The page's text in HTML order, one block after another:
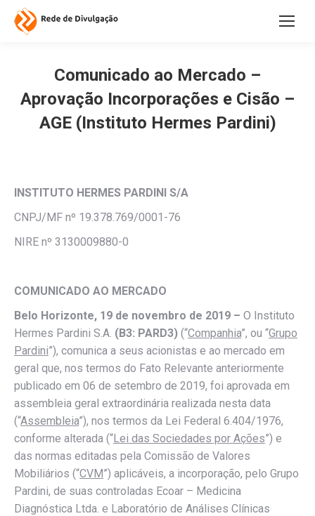
Comunicado ao Mercado –
Aprovação Incorporações e Cisão –
AGE (Instituto Hermes Pardini)
INSTITUTO HERMES PARDINI S/A
CNPJ/MF nº 19.378.769/0001-76
NIRE nº 3130009880-0
COMUNICADO AO MERCADO
Belo Horizonte, 19 de novembro de 2019 – O Instituto
Hermes Pardini S.A. (B3: PARD3) (“Companhia”, ou “Grupo
Pardini”), comunica a seus acionistas e ao mercado em
geral que, nos termos do Fato Relevante anteriormente
publicado em 06 de setembro de 2019, foi aprovada em
assembleia geral extraordinária realizada nesta data
(“Assembleia”), nos termos da Lei Federal 6.404/1976,
conforme alterada (“Lei das Sociedades por Ações”) e
das normas editadas pela Comissão de Valores
Mobiliários (“CVM”) aplicáveis, a incorporação, pelo Grupo
Pardini, de suas controladas Ecoar – Medicina
Diagnóstica Ltda. e Laboratório de Análises Clínicas